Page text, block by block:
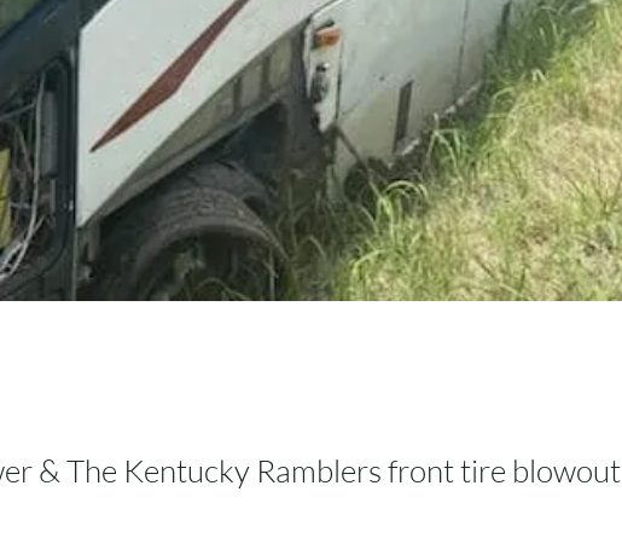
& The Kentucky Ramblers front tire blowout